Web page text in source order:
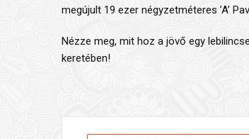
megújult 19 ezer négyzetméteres ’A’
Nézze meg, mit hoz a jövő egy
keretében!